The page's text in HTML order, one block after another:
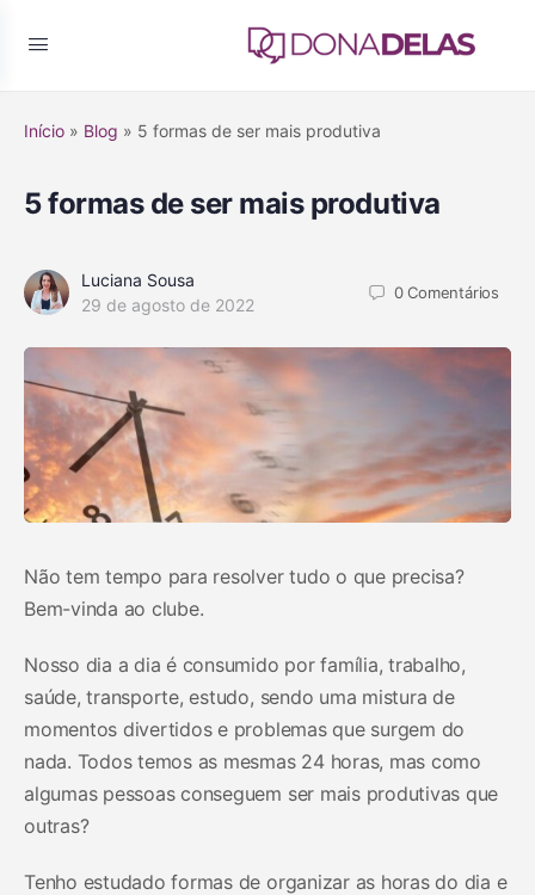
Início » Blog » 5 formas de ser mais produtiva
5 formas de ser mais produtiva
Luciana Sousa
29 de agosto de 2022
0Comentários
Não tem tempo para resolver tudo o que precisa?
Bem-vinda ao clube.
Nosso dia a dia é consumido por família, trabalho,
saúde, transporte, estudo, sendo uma mistura de
momentos divertidos e problemas que surgem do
nada. Todos temos as mesmas 24 horas, mas como
algumas pessoas conseguem ser mais produtivas que
outras?
Tenho estudado formas de organizar as horas do dia e